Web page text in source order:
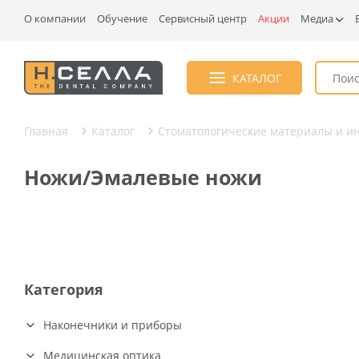
О компании Обучение Сервисный центр Акции Медиа
КАТАЛОГ
Главная Каталог Стоматологические материалы и
Ножи/Эмалевые ножи
Категория
Наконечники и приборы
Турбинные наконечники (26)
Медицинская оптика